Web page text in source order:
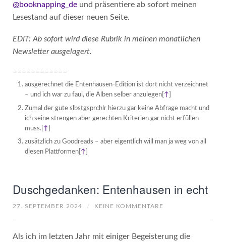
@booknapping_deund präsentiere ab sofort meinen
Lesestand auf dieser neuen Seite.
EDIT: Ab sofort wird diese Rubrik in meinen monatlichen
Newsletter ausgelagert.
––––––––––––
ausgerechnet die Entenhausen-Edition ist dort nicht verzeichnet
– und ich war zu faul, die Alben selber anzulegen[ ↑
Zumal der gute slbstgsprchlr hierzu gar keine Abfrage macht und
ich seine strengen aber gerechten Kriterien gar nicht erfüllen
muss.[ ↑
zusätzlich zu Goodreads – aber eigentlich will man ja weg von all
diesen Plattformen[ ↑
Duschgedanken: Entenhausen in echt
27. SEPTEMBER 2024 / KEINE KOMMENTARE
Als ich im letzten Jahr mit einiger Begeisterung die